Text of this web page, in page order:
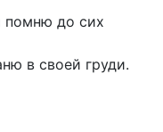
помню до сих
в своей груди.